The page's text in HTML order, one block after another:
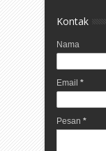
Kontak
Nama
Email *
Pesan *